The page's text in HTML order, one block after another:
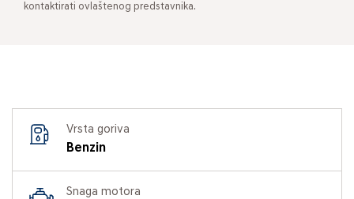
kontaktirati ovlaštenog predstavnika.
Vrsta goriva
Benzin
Snaga motora